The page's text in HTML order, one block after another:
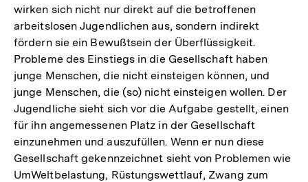
wirken sich nicht nur direkt auf die betroffenen
arbeitslosen Jugendlichen aus, sondern indirekt
fördern sie ein Bewußtsein der Überflüssigkeit.
Probleme des Einstiegs in die Gesellschaft haben
junge Menschen, die nicht einsteigen können, und
junge Menschen, die (so) nicht einsteigen wollen. Der
Jugendliche sieht sich vor die Aufgabe gestellt, einen
für ihn angemessenen Platz in der Gesellschaft
einzunehmen und auszufüllen. Wenn er nun diese
Gesellschaft gekennzeichnet sieht von Problemen wie
UmWeltbelastung, Rüstungswettlauf, Zwang zum